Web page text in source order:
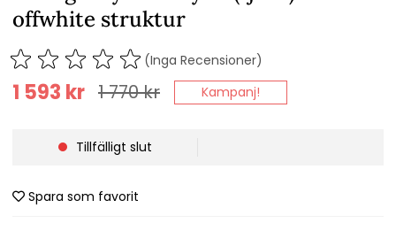
offwhite struktur
(Inga Recensioner)
1 770kr
1 593 kr Kampanj!
Tillfälligt slut
Spara som favorit